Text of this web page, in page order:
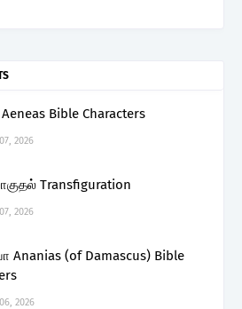
Bible Characters
2026
Transfiguration
2026
Ananias (of Damascus) Bible
2026